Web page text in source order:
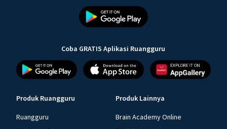
Coba GRATIS Aplikasi Ruangguru
Produk Ruangguru
Ruangguru
Produk Lainnya
Brain Academy Online